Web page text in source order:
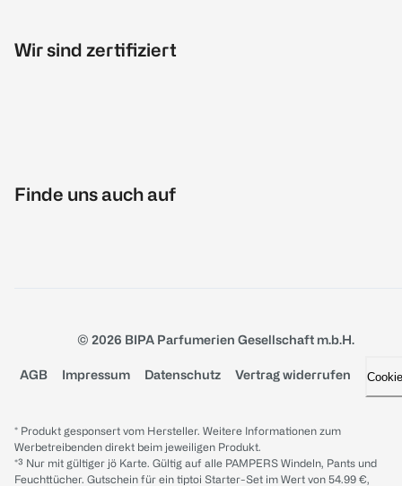
Wir sind zertifiziert
Finde uns auch auf
© 2026 BIPA Parfumerien Gesellschaft m.b.H.
AGB Impressum Datenschutz Vertrag widerrufen
* Produkt gesponsert vom Hersteller. Weitere Informationen zum
Werbetreibenden direkt beim jeweiligen Produkt.
*³ Nur mit gültiger jö Karte. Gültig auf alle PAMPERS Windeln, Pants und
Feuchttücher. Gutschein für ein tiptoi Starter-Set im Wert von 54.99 €,